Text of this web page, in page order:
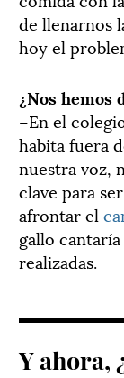
de llenarnos
hoy el
¿Nos hemos
–En el
habita fuera
nuestra voz,
clave para
afrontar el
gallo
realizadas.
Y ahora,